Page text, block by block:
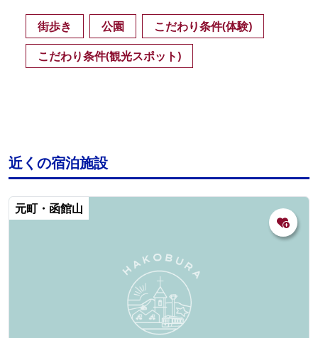
街歩き 公園
こだわり条件(体験)
こだわり条件(観光スポット)
近くの宿泊施設
元町・函館山